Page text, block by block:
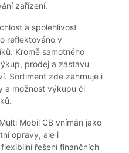
zařízení.
a spolehlivost
reflektováno v
Kromě samotného
prodej a zástavu
Sortiment zde zahrnuje i
a možnost výkupu či
Mobil CB vnímán jako
opravy, ale i
řešení finančních